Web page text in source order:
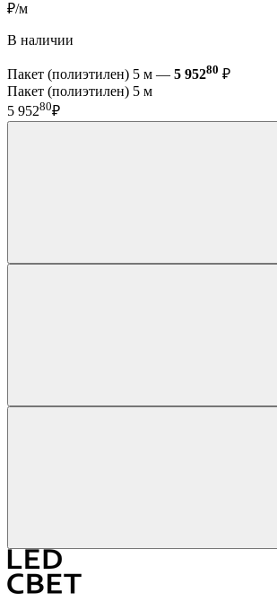
₽/м
В наличии
Пакет (полиэтилен) 5 м — 5 95280 ₽
Пакет (полиэтилен) 5 м
5 95280₽